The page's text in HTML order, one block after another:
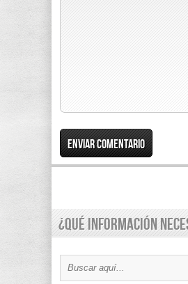
¿Qué información